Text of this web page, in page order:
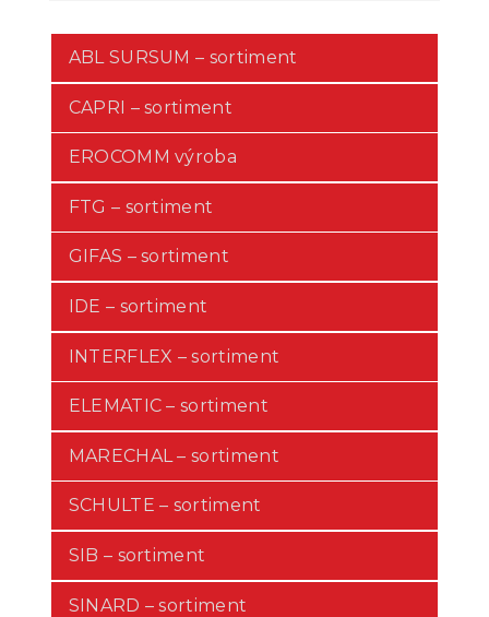
ABL SURSUM – sortiment
CAPRI – sortiment
EROCOMM výroba
FTG – sortiment
GIFAS – sortiment
IDE – sortiment
INTERFLEX – sortiment
ELEMATIC – sortiment
MARECHAL – sortiment
SCHULTE – sortiment
SIB – sortiment
SINARD – sortiment